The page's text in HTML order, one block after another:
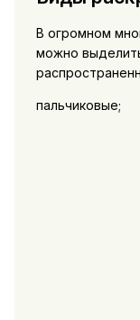
В огромном
можно
пальчиковые;